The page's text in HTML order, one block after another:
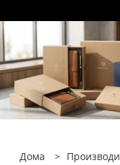
Дома > Производи